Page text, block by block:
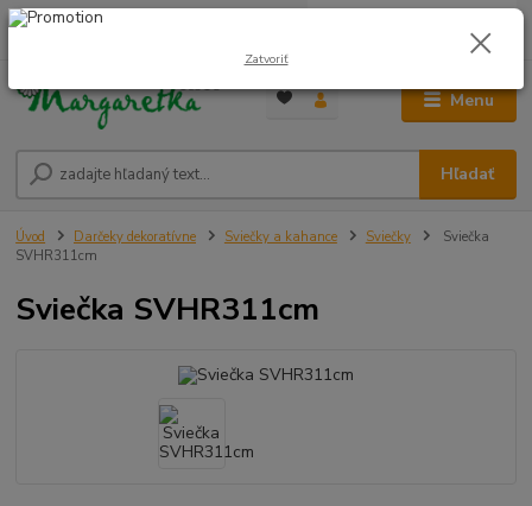
Menu
Hľadať
0948 236 042
0,00 €
Úvod Darčeky dekoratívne Sviečky a kahance Sviečky
Sviečka
SVHR311cm
Sviečka SVHR311cm
Zatvoriť